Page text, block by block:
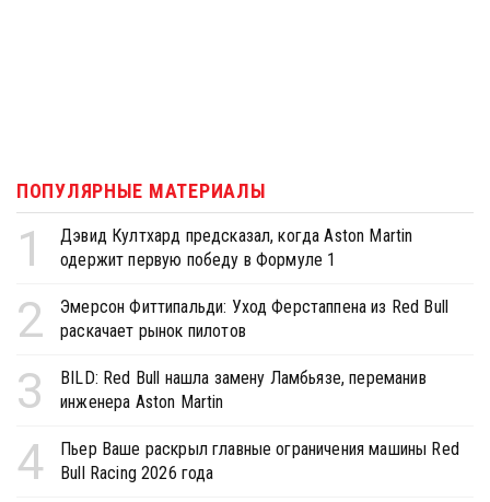
ПОПУЛЯРНЫЕ МАТЕРИАЛЫ
1
Дэвид Култхард предсказал, когда Aston Martin
одержит первую победу в Формуле 1
2
Эмерсон Фиттипальди: Уход Ферстаппена из Red Bull
раскачает рынок пилотов
3
BILD: Red Bull нашла замену Ламбьязе, переманив
инженера Aston Martin
4
Пьер Ваше раскрыл главные ограничения машины Red
Bull Racing 2026 года